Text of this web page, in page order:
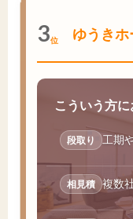
3位 ゆうき
こういう方
段取り 工期
相見積 複数